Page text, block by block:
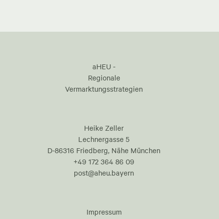
aHEU -
Regionale
Vermarktungsstrategien
Heike Zeller
Lechnergasse 5
D-86316 Friedberg, Nähe München
+49 172 364 86 09
post@aheu.bayern
Impressum